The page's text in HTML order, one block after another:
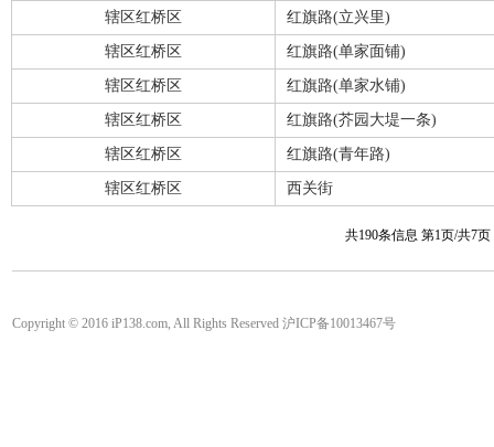
辖区红桥区 红旗路(立兴里)
辖区红桥区 红旗路(单家面铺)
辖区红桥区 红旗路(单家水铺)
辖区红桥区 红旗路(芥园大堤一条)
辖区红桥区 红旗路(青年路)
辖区红桥区 西关街
共190条信息 第1页/共7
Copyright © 2016 iP138.com, All Rights Reserved 沪ICP备10013467号